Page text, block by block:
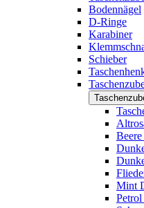
Bodennägel
D-Ringe
Karabiner
Schieber
Mint